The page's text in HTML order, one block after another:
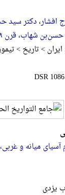
افشار،دکتر سید
شهاب‌، قرن‌ ۹ق‌.
میانه‌ و
یزد‌ی‌